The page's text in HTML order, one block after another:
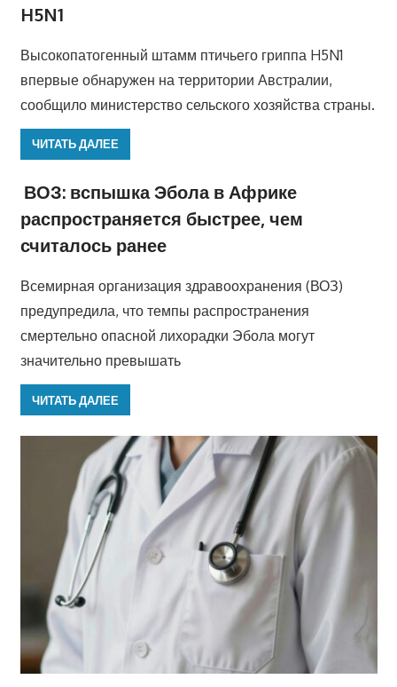
H5N1
Высокопатогенный штамм птичьего гриппа H5N1
впервые обнаружен на территории Австралии,
сообщило министерство сельского хозяйства страны.
ЧИТАТЬ ДАЛЕЕ
ВОЗ: вспышка Эбола в Африке
распространяется быстрее, чем
считалось ранее
Всемирная организация здравоохранения (ВОЗ)
предупредила, что темпы распространения
смертельно опасной лихорадки Эбола могут
значительно превышать
ЧИТАТЬ ДАЛЕЕ